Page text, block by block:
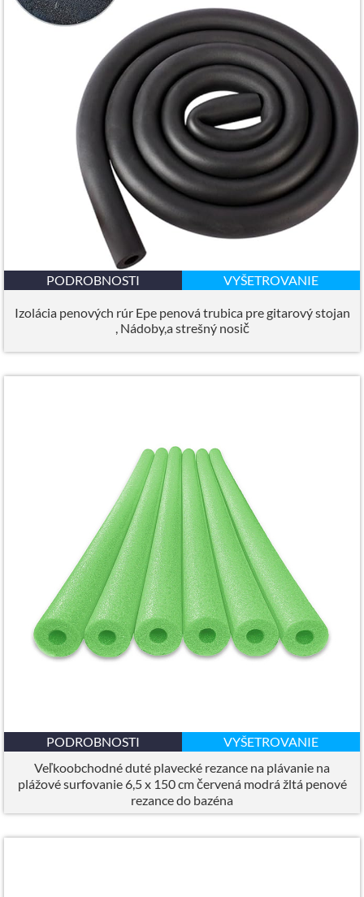
PODROBNOSTI VYŠETROVANIE
Izolácia penových rúr Epe penová trubica pre gitarový stojan
, Nádoby,a strešný nosič
PODROBNOSTI
VYŠETROVANIE
Veľkoobchodné duté plavecké rezance na plávanie na
plážové surfovanie 6,5 x 150 cm červená modrá žltá penové
rezance do bazéna